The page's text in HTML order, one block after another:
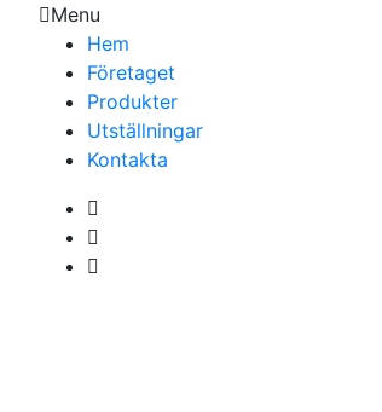
Menu
Hem
Företaget
Produkter
Utställningar
Kontakta